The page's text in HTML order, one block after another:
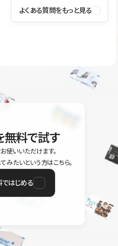
応しており、悪質なスクリプトの
プセンターでご確認いただけま
コミュニティもご利用ください。
よくある質問をもっと見る
無料で試す
使いいただけます。
みたいという方はこちら。
はじめる